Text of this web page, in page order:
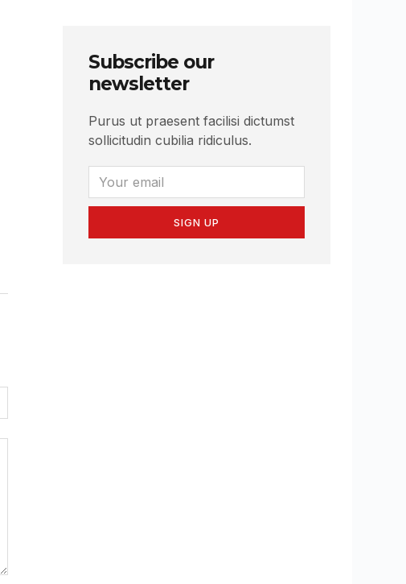
Subscribe our
newsletter
Purus ut praesent facilisi dictumst
sollicitudin cubilia ridiculus.
SIGN UP